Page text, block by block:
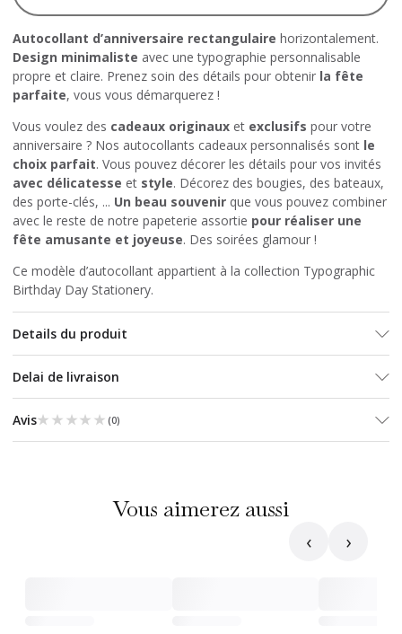
Autocollant d’anniversaire rectangulaire horizontalement.
Design minimaliste avec une typographie personnalisable
propre et claire. Prenez soin des détails pour obtenir la fête
parfaite, vous vous démarquerez !
Vous voulez des cadeaux originaux et exclusifs pour votre
anniversaire ? Nos autocollants cadeaux personnalisés sont le
choix parfait. Vous pouvez décorer les détails pour vos invités
avec délicatesse et style. Décorez des bougies, des bateaux,
des porte-clés, ... Un beau souvenir que vous pouvez combiner
avec le reste de notre papeterie assortie pour réaliser une
fête amusante et joyeuse. Des soirées glamour !
Ce modèle d’autocollant appartient à la collection Typographic
Birthday Day Stationery.
Details du produit
Delai de livraison
Avis★★★★★
★★★★★ (0)
Vous aimerez aussi
‹ ›